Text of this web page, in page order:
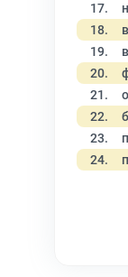
17.
18.
19.
20.
21.
22.
23.
24.